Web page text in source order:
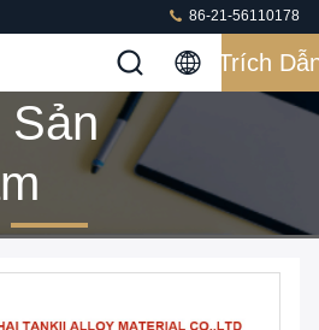
86-21-56110178
Trích
Sản